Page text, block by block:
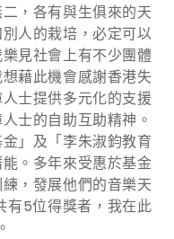
各有與生俱來的天
人的栽培，必定可以
見社會上有不少團體
藉此機會感謝香港失
士提供多元化的支援
士的自助互助精神。
」及「李朱淑鈞教育
。多年來受惠於基金
，發展他們的音樂天
有5位得獎者，我在此